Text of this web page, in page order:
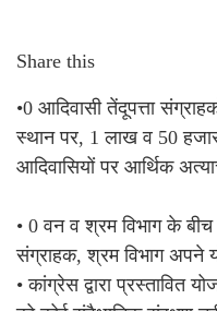
Share this
•0 आदिवासी तेंदूपत्ता
स्थान पर, 1 लाख व 50
आदिवासियों पर आर्थिक
• 0 वन व श्रम विभाग के बीच
संग्राहक, श्रम विभाग अपने
• कांग्रेस द्वारा प्रस्तावित